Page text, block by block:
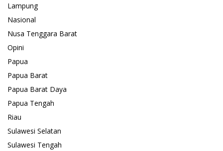
Lampung
Nasional
Nusa Tenggara Barat
Opini
Papua
Papua Barat
Papua Barat Daya
Papua Tengah
Riau
Sulawesi Selatan
Sulawesi Tengah